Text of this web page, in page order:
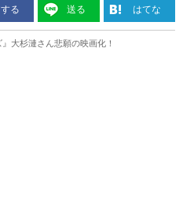
る 送る はてな
大杉漣さん悲願の映画化！